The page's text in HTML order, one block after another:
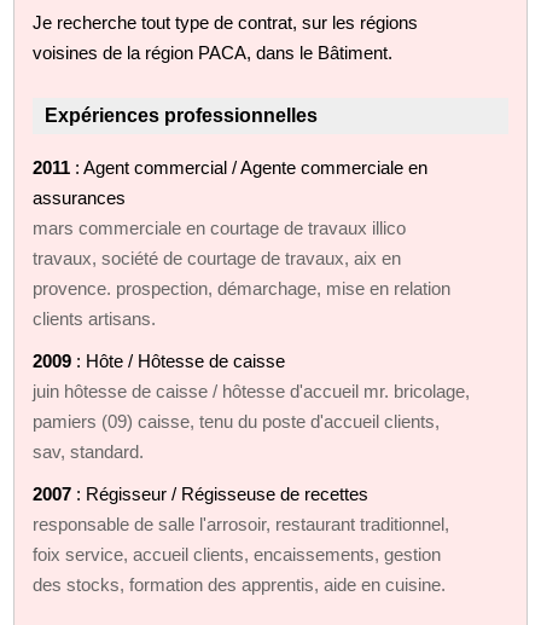
Je recherche tout type de contrat, sur les régions
voisines de la région PACA, dans le Bâtiment.
Expériences professionnelles
2011 : Agent commercial / Agente commerciale en
assurances
mars commerciale en courtage de travaux illico
travaux, société de courtage de travaux, aix en
provence. prospection, démarchage, mise en relation
clients artisans.
2009 : Hôte / Hôtesse de caisse
juin hôtesse de caisse / hôtesse d'accueil mr. bricolage,
pamiers (09) caisse, tenu du poste d'accueil clients,
sav, standard.
2007 : Régisseur / Régisseuse de recettes
responsable de salle l'arrosoir, restaurant traditionnel,
foix service, accueil clients, encaissements, gestion
des stocks, formation des apprentis, aide en cuisine.